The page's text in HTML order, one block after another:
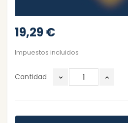
19,29 €
Impuestos incluidos
Cantidad